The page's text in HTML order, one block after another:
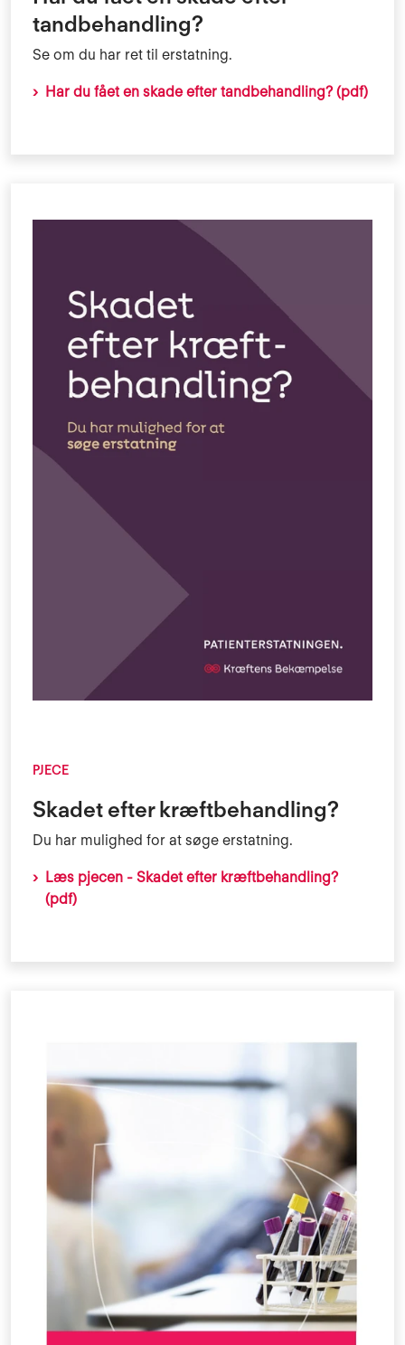
tandbehandling?
Se om du har ret til erstatning.
Har du fået en skade efter tandbehandling? (pdf)
PJECE
Skadet efter kræftbehandling?
Du har mulighed for at søge erstatning.
Læs pjecen - Skadet efter kræftbehandling?
(pdf)